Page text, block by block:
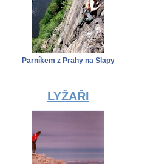
Parníkem z Prahy na Slapy
LYŽAŘI